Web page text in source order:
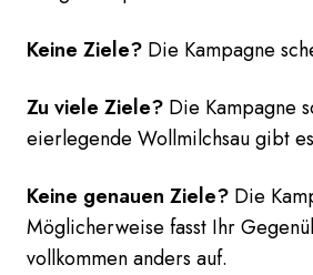
Keine Ziele? Die Kampagne
Zu viele Ziele? Die Kampagne
eierlegende Wollmilchsau gibt
Keine genauen Ziele? Die
Möglicherweise fasst Ihr
vollkommen anders auf.